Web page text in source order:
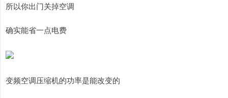
所以你出门关掉空调
确实能省一点电费
变频空调压缩机的功率是能改变的